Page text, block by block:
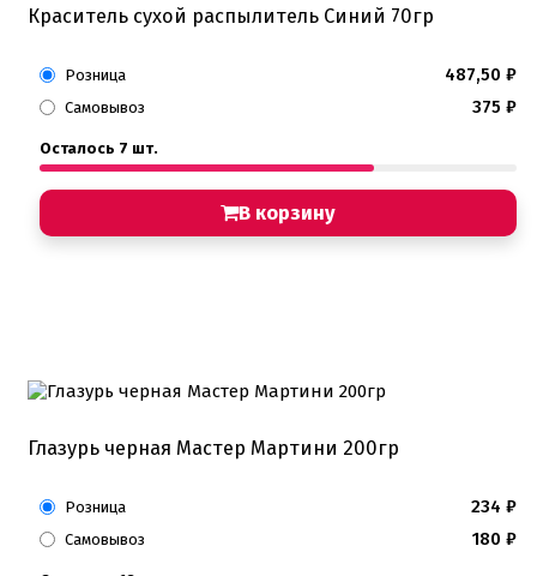
Краситель сухой распылитель Синий 70гр
Розница 487,50 ₽
Самовывоз 375 ₽
Осталось 7 шт.
В корзину
Глазурь черная Мастер Мартини 200гр
Розница 234 ₽
Самовывоз 180 ₽